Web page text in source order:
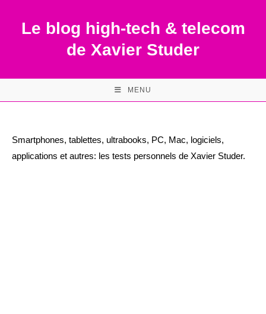
contentLe blog high-tech & telecom
de Xavier Studer
MENU
Smartphones, tablettes, ultrabooks, PC, Mac, logiciels,
applications et autres: les tests personnels de Xavier Studer.